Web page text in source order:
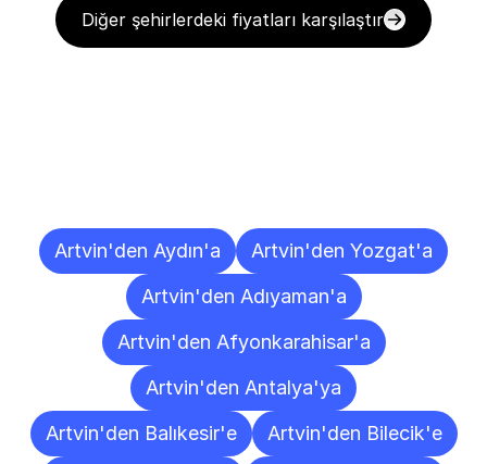
Diğer şehirlerdeki fiyatları karşılaştır
Artvin'den Aydın'a
Artvin'den Yozgat'a
Artvin'den Adıyaman'a
Artvin'den Afyonkarahisar'a
Artvin'den Antalya'ya
Artvin'den Balıkesir'e
Artvin'den Bilecik'e